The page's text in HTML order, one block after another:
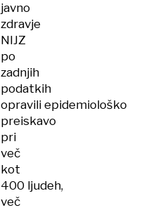
javno
zdravje
NIJZ
po
zadnjih
podatkih
opravili epidemiološko
preiskavo
pri
več
kot
400 ljudeh,
več